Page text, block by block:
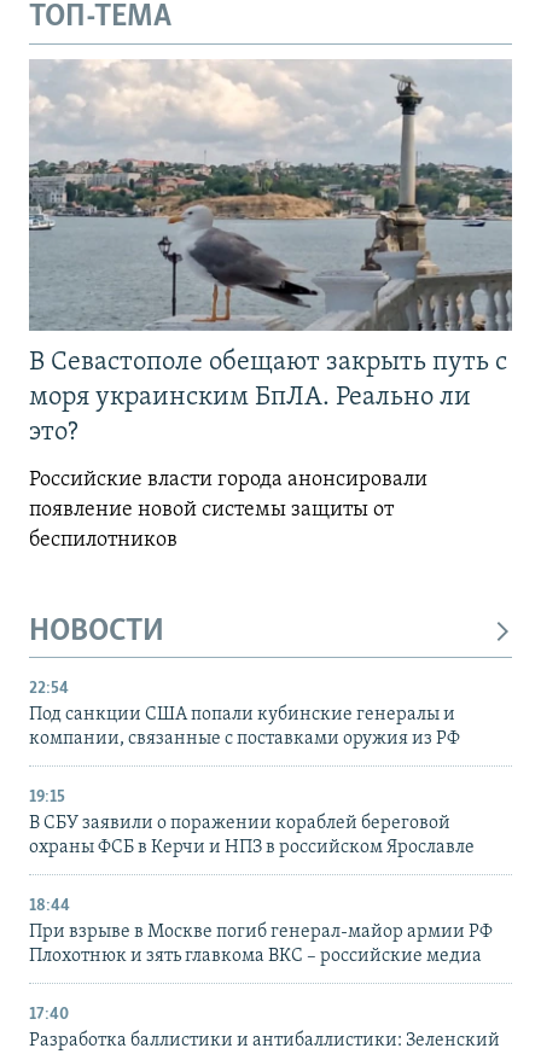
ТОП-ТЕМА
В Севастополе обещают закрыть путь с
моря украинским БпЛА. Реально ли
это?
Российские власти города анонсировали
появление новой системы защиты от
беспилотников
НОВОСТИ
22:54
Под санкции США попали кубинские генералы и
компании, связанные с поставками оружия из РФ
19:15
В СБУ заявили о поражении кораблей береговой
охраны ФСБ в Керчи и НПЗ в российском Ярославле
18:44
При взрыве в Москве погиб генерал-майор армии РФ
Плохотнюк и зять главкома ВКС – российские медиа
17:40
Разработка баллистики и антибаллистики: Зеленский